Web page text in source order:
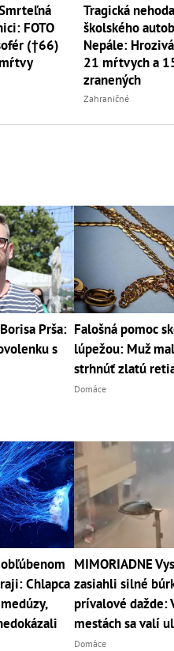
Smrteľná
FOTO
(†66)
Tragická nehoda
školského
Nepále:
21 mŕtvych a
zranených
Zahraničné
Prša:
s
Falošná pomoc
lúpežou: Muž
strhnúť zlatú
Domáce
Chlapca
MIMORIADNE
zasiahli silné
prívalové dažde:
mestách sa valí
Domáce